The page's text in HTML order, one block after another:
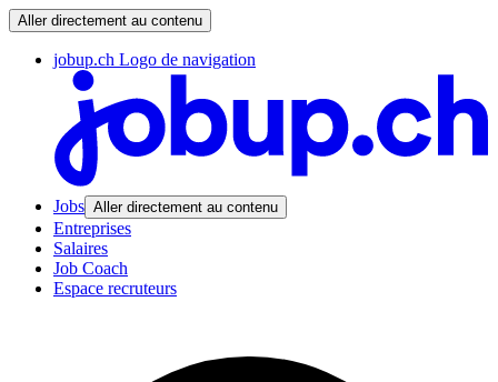
Aller directement au contenu
jobup.ch Logo de navigation
Jobs Aller directement au contenu
Entreprises
Salaires
Job Coach
Espace recruteurs